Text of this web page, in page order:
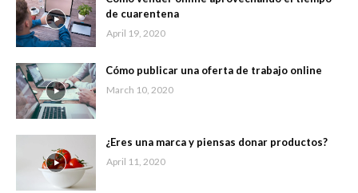
de cuarentena
April 19, 2020
Cómo publicar una oferta de trabajo online
March 10, 2020
¿Eres una marca y piensas donar productos?
April 11, 2020